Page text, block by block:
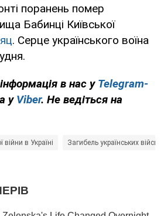
поранень помер
Бабинці Київської
. Серце українського воїна
в нас у Telegram-
у Viber. Не ведіться на
війни в Україні Загибель українських